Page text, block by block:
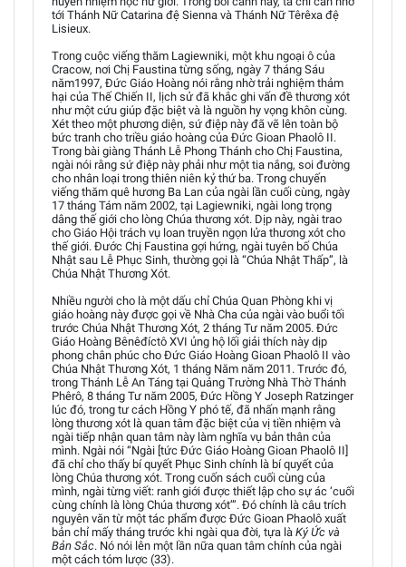
tới Thánh Nữ Catarina đệ Sienna và Thánh Nữ Têrêxa đệ
Lisieux.
Trong cuộc viếng thăm Lagiewniki, một khu ngoại ô của
Cracow, nơi Chị Faustina từng sống, ngày 7 tháng Sáu
năm1997, Đức Giáo Hoàng nói rằng nhờ trải nghiệm thảm
hại của Thế Chiến II, lịch sử đã khắc ghi vấn đề thương xót
như một cứu giúp đặc biệt và là nguồn hy vọng khôn cùng.
Xét theo một phương diện, sứ điệp này đã vẽ lên toàn bộ
bức tranh cho triều giáo hoàng của Đức Gioan Phaolô II.
Trong bài giàng Thánh Lễ Phong Thánh cho Chị Faustina,
ngài nói rằng sứ điệp này phải như một tia nắng, soi đường
cho nhân loại trong thiên niên kỷ thứ ba. Trong chuyến
viếng thăm quê hương Ba Lan của ngài lần cuối cùng, ngày
17 tháng Tám năm 2002, tại Lagiewniki, ngài long trọng
dâng thế giới cho lòng Chúa thương xót. Dịp này, ngài trao
cho Giáo Hội trách vụ loan truyền ngọn lửa thương xót cho
thế giới. Đước Chị Faustina gợi hứng, ngài tuyên bố Chúa
Nhật sau Lễ Phục Sinh, thường gọi là “Chúa Nhật Thấp”, là
Chúa Nhật Thương Xót.
Nhiều người cho là một dấu chỉ Chúa Quan Phòng khi vị
giáo hoàng này được gọi về Nhà Cha của ngài vào buổi tối
trước Chúa Nhật Thương Xót, 2 tháng Tư năm 2005. Đức
Giáo Hoàng Bênêđíctô XVI ủng hộ lối giải thích này dịp
phong chân phúc cho Đức Giáo Hoàng Gioan Phaolô II vào
Chúa Nhật Thương Xót, 1 tháng Năm năm 2011. Trước đó,
trong Thánh Lễ An Táng tại Quảng Trường Nhà Thờ Thánh
Phêrô, 8 tháng Tư năm 2005, Đức Hồng Y Joseph Ratzinger
lúc đó, trong tư cách Hồng Y phó tế, đã nhấn mạnh rằng
lòng thương xót là quan tâm đặc biệt của vị tiền nhiệm và
ngài tiếp nhận quan tâm này làm nghĩa vụ bản thân của
mình. Ngài nói “Ngài [tức Đức Giáo Hoàng Gioan Phaolô II]
đã chỉ cho thấy bí quyết Phục Sinh chính là bí quyết của
lòng Chúa thương xót. Trong cuốn sách cuối cùng của
mình, ngài từng viết: ranh giới được thiết lập cho sự ác ‘cuối
cùng chính là lòng Chúa thương xót’”. Đó chính là câu trích
nguyên văn từ một tác phẩm được Đức Gioan Phaolô xuất
bản chỉ mấy tháng trước khi ngài qua đời, tựa là Ký Ức và
Bản Sắc. Nó nói lên một lần nữa quan tâm chính của ngài
một cách tóm lược (33).